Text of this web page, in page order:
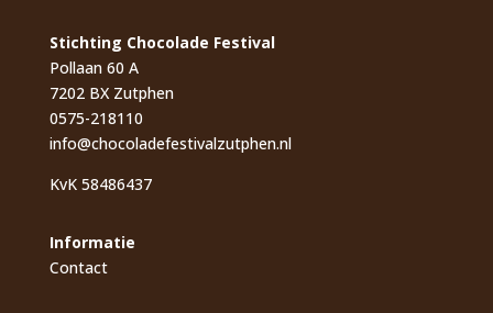
Stichting Chocolade Festival
Pollaan 60 A
7202 BX Zutphen
0575-218110
info@chocoladefestivalzutphen.nl
KvK 58486437
Informatie
Contact